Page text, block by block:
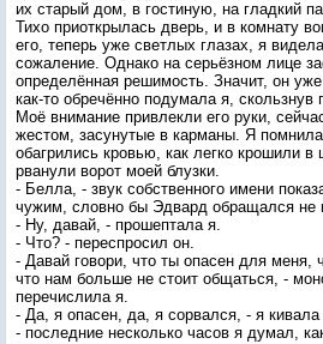
их старый дом, в гостиную, на гладкий
Тихо приоткрылась дверь, и в комнату
его, теперь уже светлых глазах, я
сожаление. Однако на серьёзном лице
определённая решимость. Значит, он
как-то обречённо подумала я, скользнув
Моё внимание привлекли его руки,
жестом, засунутые в карманы. Я
обагрились кровью, как легко крошили в
рванули ворот моей блузки.
- Белла, - звук собственного имени
чужим, словно бы Эдвард обращался не
- Ну, давай, - прошептала я.
- Что? - переспросил он.
- Давай говори, что ты опасен для меня,
что нам больше не стоит общаться, -
перечислила я.
- Да, я опасен, да, я сорвался, - я кивала
- последние несколько часов я думал,